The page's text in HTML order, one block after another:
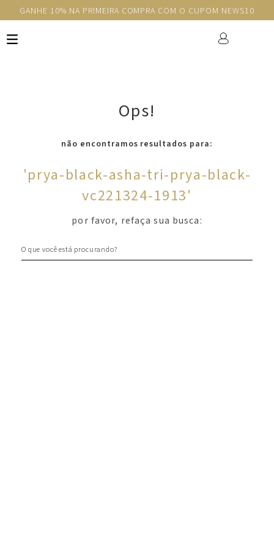
GANHE 10% NA PRIMEIRA COMPRA COM O CUPOM NEWS10
Ops!
não encontramos resultados para:
'prya-black-asha-tri-prya-black-
vc221324-1913'
por favor, refaça sua busca: